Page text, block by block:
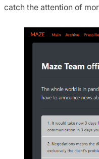
catch the attention of